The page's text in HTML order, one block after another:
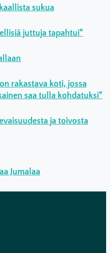
sukua
juttuja tapahtui”
rakastava koti, jossa
saa tulla kohdatuksi”
ja toivosta
Jumalaa